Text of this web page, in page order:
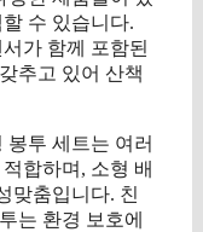
수 있습니다.
가 함께 포함된
추고 있어 산책
봉투 세트는 여러
합하며, 소형 배
맞춤입니다. 친
는 환경 보호에